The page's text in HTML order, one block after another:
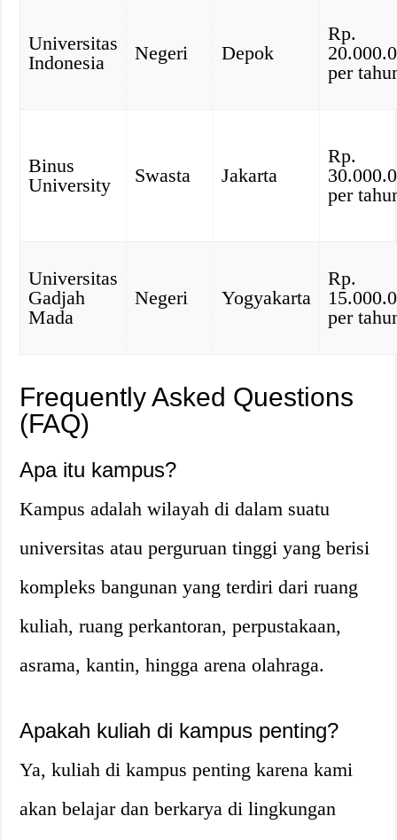
Universitas
Indonesia
Negeri Depok
Rp.
per
Binus
University
Swasta Jakarta
Rp.
per
Universitas
Gadjah
Mada
Negeri Yogyakarta
Rp.
per
Frequently Asked Questions
(FAQ)
Apa itu kampus?
Kampus adalah wilayah di dalam suatu
universitas atau perguruan tinggi yang berisi
kompleks bangunan yang terdiri dari ruang
kuliah, ruang perkantoran, perpustakaan,
asrama, kantin, hingga arena olahraga.
Apakah kuliah di kampus penting?
Ya, kuliah di kampus penting karena kami
akan belajar dan berkarya di lingkungan